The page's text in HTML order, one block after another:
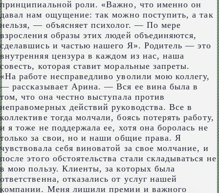
принципиальной роли. «Важно, что именно он
давал нам ощущение: так можно поступить, а так
нельзя, — объясняет психолог. — По мере
взросления образы этих людей объединяются,
сделавшись и частью нашего Я». Родитель — это
внутренняя цензура в каждом из нас, наша
совесть, которая ставит моральные запреты.
«На работе несправедливо уволили мою коллегу,
— рассказывает Арина. — Вся ее вина была в
том, что она честно выступала против
неправомерных действий руководства. Все в
коллективе тогда молчали, боясь потерять работу,
и я тоже не поддержала ее, хотя она боролась не
только за свои, но и наши общие права. Я
чувствовала себя виноватой за свое молчание, и
после этого обстоятельства стали складываться не
в мою пользу. Клиенты, за которых была
ответственна, отказались от услуг нашей
компании. Меня лишили премии и важного